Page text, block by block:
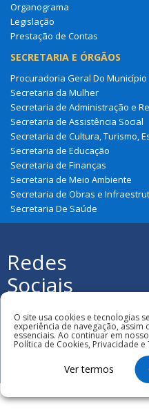
Organograma
Legislação
Prestação de Contas
SECRETARIA E ÓRGÃOS
Procuradoria Geral Do Município
Secretaria da Mulher
Secretaria de Administração e
Secretaria de Assistência Social
Secretaria de Cultura, Turismo,
Secretaria de Educação
Secretaria de Finanças
Secretaria de Meio Ambiente
Secretaria de Obras e
Secretaria De Saúde
Redes
Sociais
O site usa cookies e tecnologias
experiência de navegação,
essenciais. Ao continuar em
Política de Cookies, Privacidade e
Ver termos